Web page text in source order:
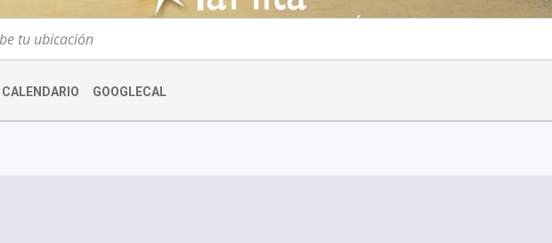
CALENDARIO GOOGLECAL